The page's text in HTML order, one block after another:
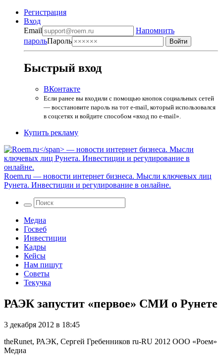
Регистрация
Вход
Email
Напомнить
парольПароль
Быстрый вход
ВКонтакте
Если ранее вы входили с помощью кнопок социальных сетей
— восстановите пароль на тот e-mail, который использовался
в соцсетях и войдите способом «вход по e-mail».
Купить рекламу
Roem.ru — новости интернет бизнеса. Мысли ключевых лиц
Рунета. Инвестиции и регулирование в онлайне.
Медиа
Госвеб
Инвестиции
Кадры
Кейсы
Нам пишут
Советы
Текучка
РАЭК запустит «первое» СМИ о Рунете
3 декабря 2012 в 18:45
theRunet, РАЭК, Сергей Гребенников ru-RU 2012 ООО «Роем»
Медиа